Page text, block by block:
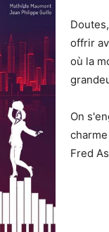
offrir
où la
On
Fred